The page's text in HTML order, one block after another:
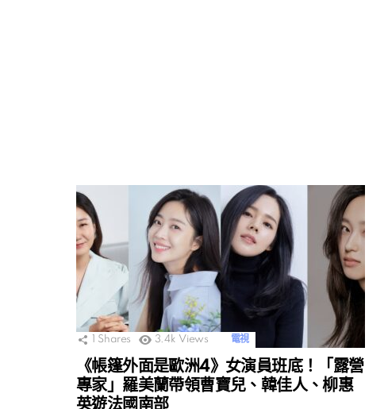
Shares 3.4k Views 電視
《帳篷外面是歐洲4》女演員班底！「露營
專家」羅美蘭帶領曹寶兒、韓佳人、柳惠
英遊法國南部